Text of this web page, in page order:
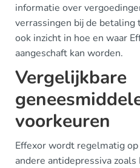
informatie over
verrassingen bij de
ook inzicht in hoe en waar
aangeschaft kan worden.
Vergelijkbare
voorkeuren
Effexor wordt regelmatig
andere antidepressiva